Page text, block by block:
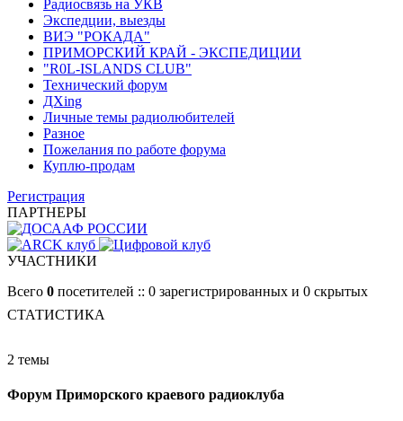
Радиосвязь на УКВ
Экспедции, выезды
ВИЭ "РОКАДА"
ПРИМОРСКИЙ КРАЙ - ЭКСПЕДИЦИИ
"R0L-ISLANDS CLUB"
Технический форум
ДХing
Личные темы радиолюбителей
Разное
Пожелания по работе форума
Куплю-продам
Регистрация
ПАРТНЕРЫ
УЧАСТНИКИ
Всего 0 посетителей :: 0 зарегистрированных и 0 скрытых
СТАТИСТИКА
2 темы
Форум Приморского краевого радиоклуба